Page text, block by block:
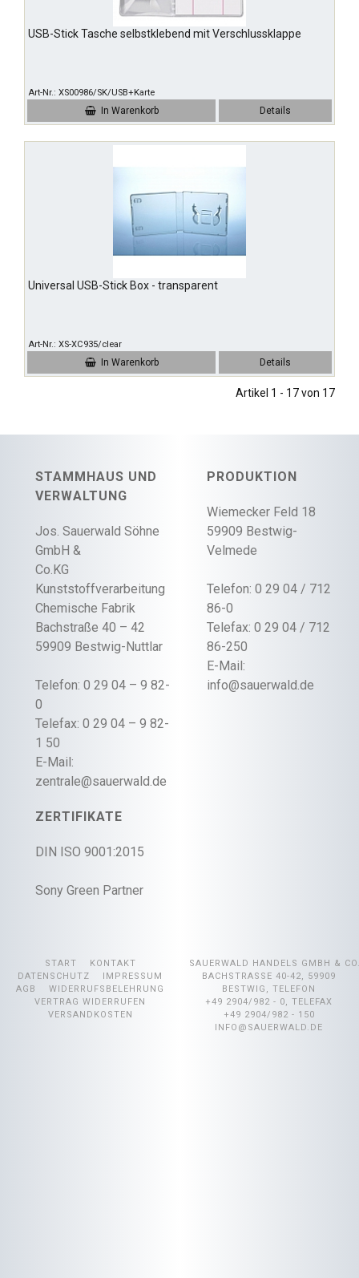
USB-Stick Tasche selbstklebend mit Verschlussklappe
Art-Nr. XS00986/SK/USB+Karte
In Warenkorb Details
Universal USB-Stick Box - transparent
Art-Nr. XS-XC935/clear
In Warenkorb Details
Artikel 1 - 17 von 17
STAMMHAUS UND
VERWALTUNG
Jos. Sauerwald Söhne
GmbH &
Co.KG
Kunststoffverarbeitung
Chemische Fabrik
Bachstraße 40 – 42
59909 Bestwig-Nuttlar
Telefon: 0 29 04 – 9 82-
0
Telefax: 0 29 04 – 9 82-
1 50
E-Mail:
zentrale@sauerwald.de
PRODUKTION
Wiemecker Feld 18
59909 Bestwig-
Velmede
Telefon: 0 29 04 / 712
86-0
Telefax: 0 29 04 / 712
86-250
E-Mail:
info@sauerwald.de
ZERTIFIKATE
DIN ISO 9001:2015
Sony Green Partner
START
KONTAKT
DATENSCHUTZ
IMPRESSUM
AGB
WIDERRUFSBELEHRUNG
VERTRAG WIDERRUFEN
VERSANDKOSTEN
SAUERWALD HANDELS GMBH &
BACHSTRASSE 40-42, 59909 B
ESTWIG, TELEFON +
49 2904/982 - 0, TELEFAX +
49 2904/982 - 150
INFO@SAUERWALD.DE